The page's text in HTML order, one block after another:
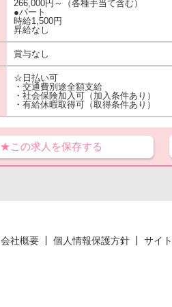
266,000円～（各種手当て含む）
●パート
時給1,500円
昇給なし
賞与なし
☆日払い可
・交通費別途全額支給
・社会保険加入可（加入条件あり）
・有給休暇取得可（取得条件あり）
★この求人を保存する
会社概要 個人情報保護方針 サイ